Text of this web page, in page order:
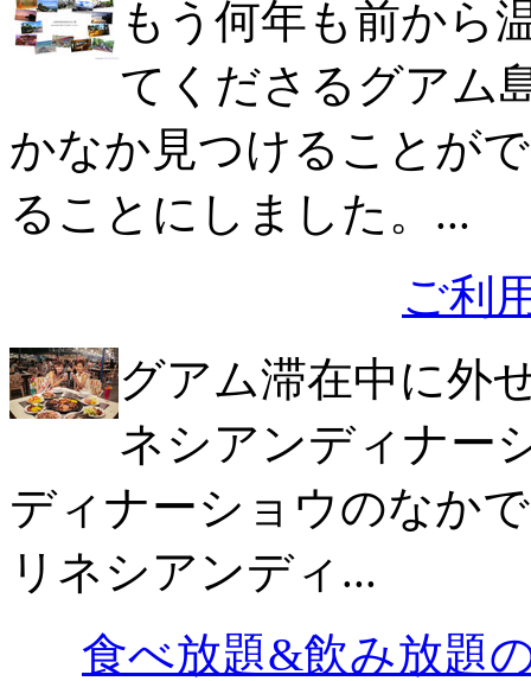
もう何年も前から
てくださるグアム
かなか見つけることが
ることにしました。...
ご利
グアム滞在中に外
ネシアンディナー
ディナーショウのなか
リネシアンディ...
食べ放題&飲み放題